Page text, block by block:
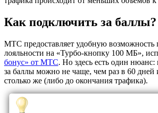
Как подключить за баллы?
МТС предоставляет удобную возможность
лояльности на «Турбо-кнопку 100 МБ»,
бонус» от МТС. Но здесь есть один
за баллы можно не чаще, чем раз в 60 дней
столько же (либо до окончания трафика).